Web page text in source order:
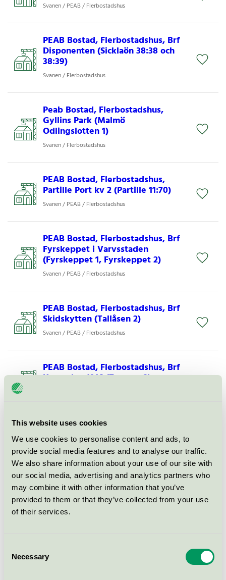
This website uses cookies
We use cookies to personalise content and ads, to
provide social media features and to analyse our traffic.
We also share information about your use of our site with
our social media, advertising and analytics partners who
may combine it with other information that you’ve
provided to them or that they’ve collected from your use
of their services.
Selection
Necessary
Svanen / PEAB / Flerbostadshus
PEAB Bostad, Flerbostadshus, Brf
Disponenten (Sicklaön 38:38 och
38:39)
Svanen / Flerbostadshus
Peab Bostad, Flerbostadshus,
Gyllins Park (Malmö
Odlingslotten 1)
Svanen / Flerbostadshus
PEAB Bostad, Flerbostadshus,
Partille Port kv 2 (Partille 11:70)
Svanen / PEAB / Flerbostadshus
PEAB Bostad, Flerbostadshus, Brf
Fyrskeppet i Varvsstaden
(Fyrskeppet 1, Fyrskeppet 2)
Svanen / PEAB / Flerbostadshus
PEAB Bostad, Flerbostadshus, Brf
Skidskytten (Tallåsen 2)
Svanen / PEAB / Flerbostadshus
PEAB Bostad, Flerbostadshus, Brf
Korpralen 1914 (Trossen 2)
PEAB Bostad, Flerbostadshus, Brf
Majoren (Borås Regementet 9 och
Borås Regementet 10)
Svanen / PEAB / Flerbostadshus
PEAB Bostad, Flerbostadshus,
Dockporten (Malmö Dockporten
8)